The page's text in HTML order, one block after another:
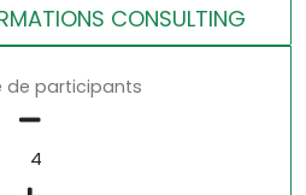
CONSULTING
de participants